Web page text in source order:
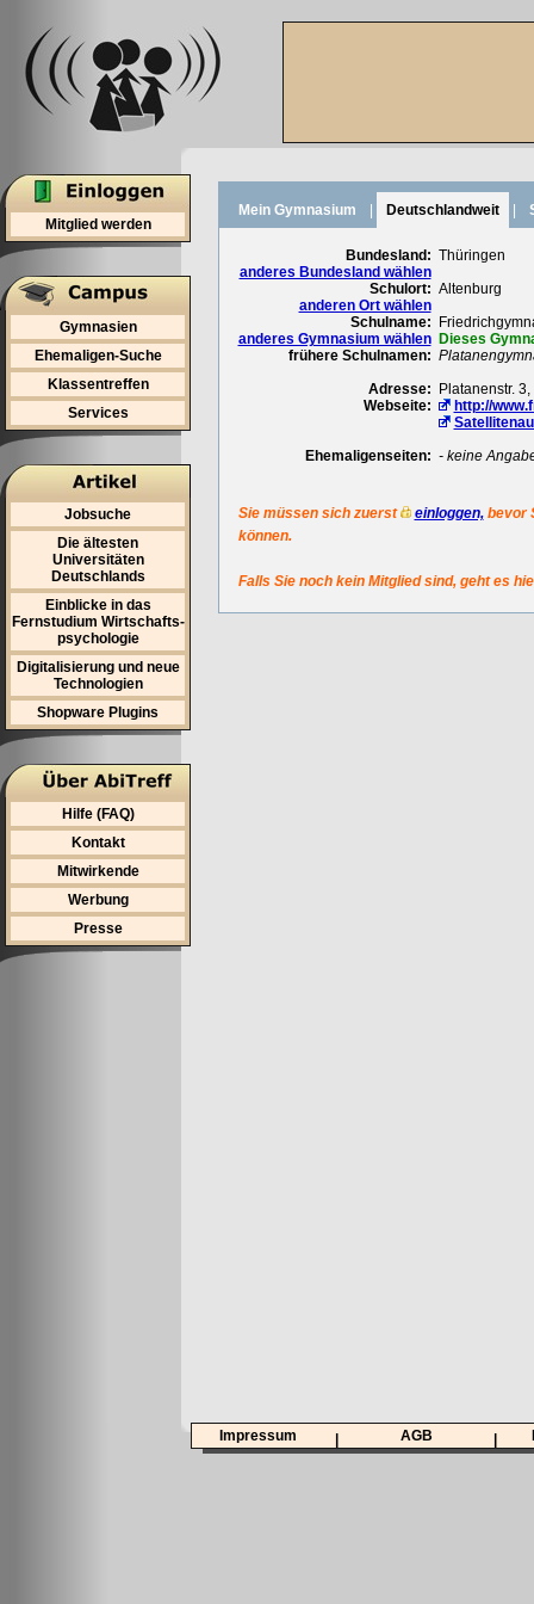
Mitglied werden
Gymnasien
Ehemaligen-Suche
Klassentreffen
Services
Jobsuche
Die ältesten
Universitäten
Deutschlands
Einblicke in das
Fernstudium Wirtschafts-
psychologie
Digitalisierung und neue
Technologien
Shopware Plugins
Hilfe (FAQ)
Kontakt
Mitwirkende
Werbung
Presse
Mein Gymnasium Deutschlandweit
Bundesland:
anderes Bundesland wählen
Thüringen
Schulort:
anderen Ort wählen
Altenburg
Schulname:
anderes Gymnasium wählen
Dieses
frühere Schulnamen:
Adresse:
Platanenstr.
Webseite:
http://
Ehemaligenseiten: - keine
Sie müssen sich zuerst einloggen,bevor
können.
Falls Sie noch kein Mitglied sind, geht es
Impressum AGB